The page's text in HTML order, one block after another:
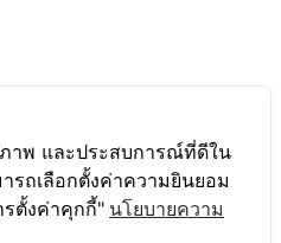
าพ และประสบการณ์ที่ดีใน
รถเลือกตั้งค่าความยินยอม
ตั้งค่าคุกกี้" นโยบายความ